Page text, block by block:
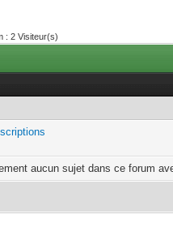
: 2 Visiteur(s)
aucun sujet dans ce forum